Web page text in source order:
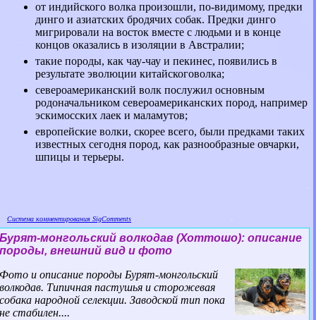
от индийского волка произошли, по-видимому, предки
динго и азиатских бродячих собак. Предки динго
мигрировали на восток вместе с людьми и в конце
концов оказались в изоляции в Австралии;
такие породы, как чау-чау и пекинес, появились в
результате эволюции китайскоговолка;
североамериканский волк послужил основным
родоначальником североамериканских пород, например
эскимосских лаек и маламутов;
европейские волки, скорее всего, были предками таких
известных сегодня пород, как разнообразные овчарки,
шпицы и терьеры.
Система комментирования SigComments
Бурят-монгольский волкодав (Хоттошо): описание
породы, внешний вид и фото
Фото и описание породы Бурят-монгольский
волкодав. Типичная пастушья и сторожевая
собака народной селекции. Заводской тип пока
не стабилен....